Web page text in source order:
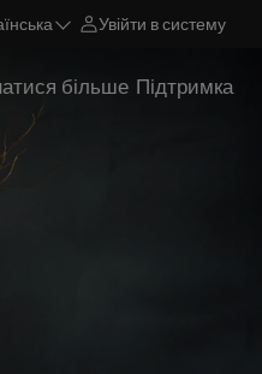
Увійти в систему
більше Підтримка